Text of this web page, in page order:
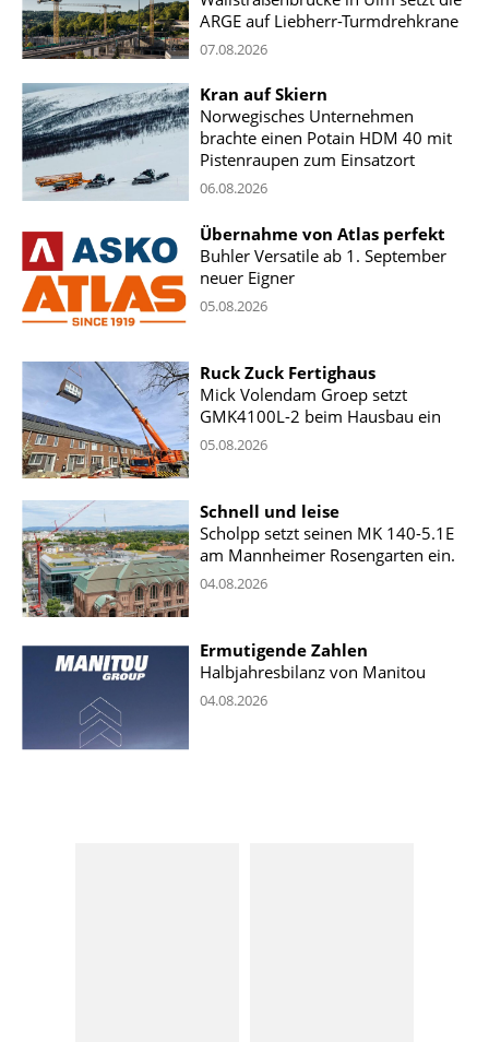
ARGE auf Liebherr-Turmdrehkrane
07.08.2026
Kran auf Skiern
Norwegisches Unternehmen
brachte einen Potain HDM 40 mit
Pistenraupen zum Einsatzort
06.08.2026
Übernahme von Atlas perfekt
Buhler Versatile ab 1. September
neuer Eigner
05.08.2026
Ruck Zuck Fertighaus
Mick Volendam Groep setzt
GMK4100L-2 beim Hausbau ein
05.08.2026
Schnell und leise
Scholpp setzt seinen MK 140-5.1E
am Mannheimer Rosengarten ein.
04.08.2026
Ermutigende Zahlen
Halbjahresbilanz von Manitou
04.08.2026